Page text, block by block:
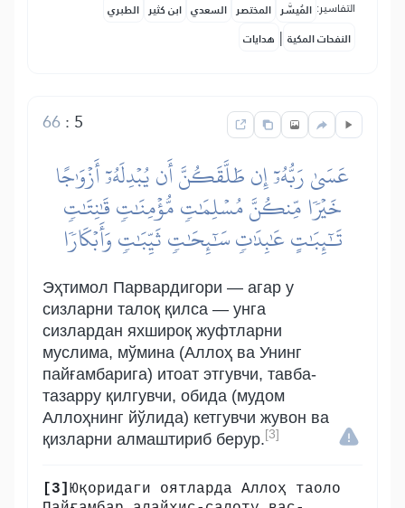
التفاسير: المُيسَّر المختصر السعدي ابن كثير الطبري
النفحات المكية | هدايات
5
:
66
عَسَىٰ رَبُّهُۥٓ إِن طَلَّقَكُنَّ أَن يُبۡدِلَهُۥٓ أَزۡوَٰجًا
خَيۡرٗا مِّنكُنَّ مُسۡلِمَٰتٖ مُّؤۡمِنَٰتٖ قَٰنِتَٰتٖ
تَٰٓئِبَٰتٍ عَٰبِدَٰتٖ سَٰٓئِحَٰتٖ ثَيِّبَٰتٖ وَأَبۡكَارٗا
Эҳтимол Парвардигори — агар у
сизларни талоқ қилса — унга
сизлардан яхшироқ жуфтларни
муслима, мўмина (Аллоҳ ва Унинг
пайғамбарига) итоат этгувчи, тавба-
тазарру қилгувчи, обида (мудом
Аллоҳнинг йўлида) кетгувчи жувон ва
қизларни алмаштириб берур. [3]
[3] Юқоридаги оятларда Аллоҳ таоло